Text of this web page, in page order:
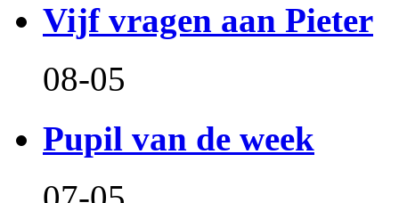
Vijf vragen aan Pieter
08-05
Pupil van de week